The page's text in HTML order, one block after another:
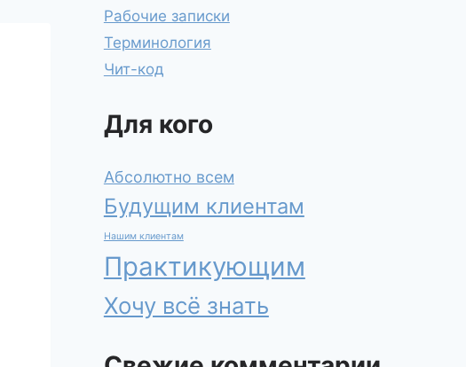
Рабочие записки
Терминология
Чит-код
Для кого
Абсолютно всем
Будущим клиентам
Нашим клиентам
Практикующим
Хочу всё знать